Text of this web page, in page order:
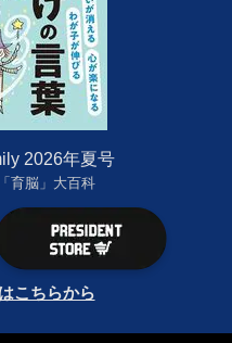
2026年夏号
育脳」大百科
こちらから